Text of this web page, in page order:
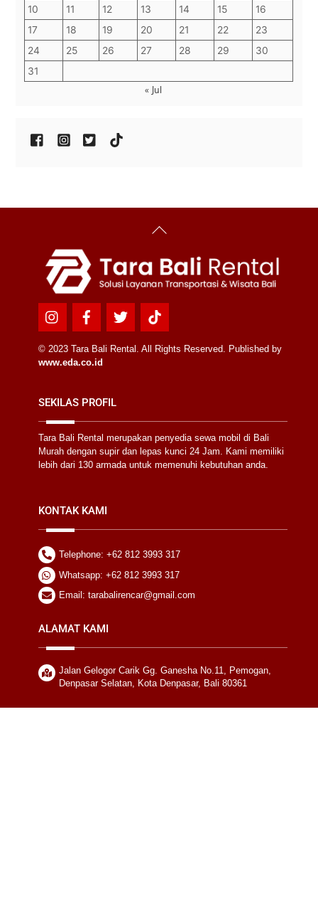
10
11 12 13 14 15
16
17
18 19 20 21 22
23
24
25 26 27 28 29
30
31
« Jul
Back
Icon
label
Icon
label
Icon
label
Icon
label
© 2023 Tara Bali Rental. All Rights Reserved. Published by
www.eda.co.id
SEKILAS PROFIL
Tara Bali Rental merupakan penyedia sewa mobil di Bali
Murah dengan supir dan lepas kunci 24 Jam. Kami memiliki
lebih dari 130 armada untuk memenuhi kebutuhan anda.
KONTAK KAMI
Telephone: +62 812 3993 317
Whatsapp: +62 812 3993 317
Email: tarabalirencar@gmail.com
ALAMAT KAMI
Jalan Gelogor Carik Gg. Ganesha No.11, Pemogan,
Denpasar Selatan, Kota Denpasar, Bali 80361